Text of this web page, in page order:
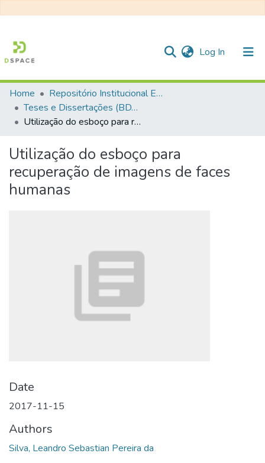
Log In (current)
Communities & Collections
All of DSpace
Statistics
Home
Repositório Institucional EESC
Teses e Dissertações (BDTD USP)
Utilização do esboço para recuperação de imagens de faces humanas
Utilização do esboço para
recuperação de imagens de faces
humanas
Date
2017-11-15
Authors
Silva, Leandro Sebastian Pereira da